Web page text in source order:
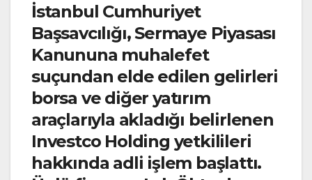
İstanbul Cumhuriyet
Başsavcılığı, Sermaye Piyasası
Kanununa muhalefet
suçundan elde edilen gelirleri
borsa ve diğer yatırım
araçlarıyla akladığı belirlenen
Investco Holding yetkilileri
hakkında adli işlem başlattı.